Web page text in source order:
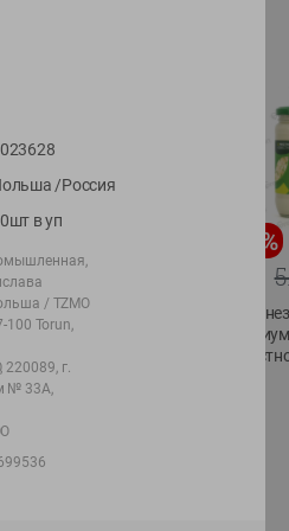
20
4.99
3.99
Конфеты фруктово-
ягодные Местное
тыква Хоба
%
/Россия
в уп
/ TZMO
100 Torun,
г.
№ 33А,